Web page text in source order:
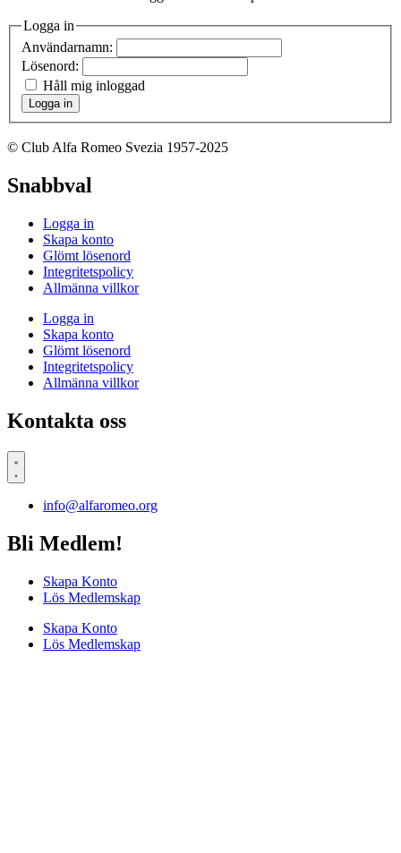
Logga in
Användarnamn:
Lösenord:
Håll mig inloggad
Logga in
© Club Alfa Romeo Svezia 1957-2025
Snabbval
Logga in
Skapa konto
Glömt lösenord
Integritetspolicy
Allmänna villkor
Logga in
Skapa konto
Glömt lösenord
Integritetspolicy
Allmänna villkor
Kontakta oss
info@alfaromeo.org
Bli Medlem!
Skapa Konto
Lös Medlemskap
Skapa Konto
Lös Medlemskap